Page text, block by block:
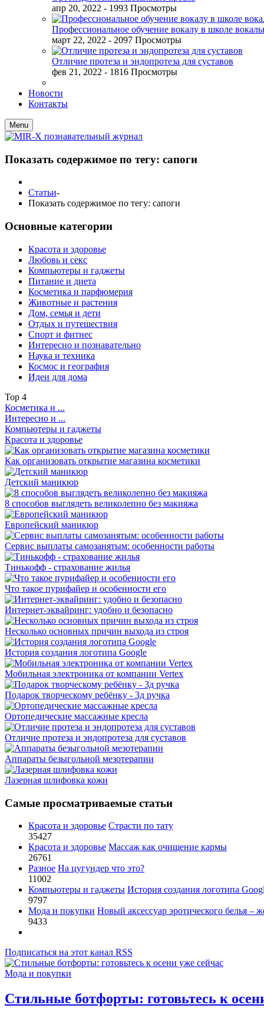
апр 20, 2022 - 1993 Просмотры
Профессиональное обучение вокалу в школе
март 22, 2022 - 2097 Просмотры
Отличие протеза и эндопротеза для суставов
фев 21, 2022 - 1816 Просмотры
Новости
Контакты
Menu
Показать содержимое по тегу: сапоги
Статьи-
Показать содержимое по тегу: сапоги
Основные категории
Красота и здоровье
Любовь и секс
Компьютеры и гаджеты
Питание и диета
Косметика и парфюмерия
Животные и растения
Дом, семья и дети
Отдых и путешествия
Спорт и фитнес
Интересно и познавательно
Наука и техника
Космос и география
Идеи для дома
Top 4
Косметика и ...
Интересно и ...
Компьютеры и гаджеты
Красота и здоровье
Как организовать открытие магазина косметики
Детский маникюр
8 способов выглядеть великолепно без макияжа
Европейский маникюр
Сервис выплаты самозанятым: особенности работы
Тинькофф - страхование жилья
Что такое пурифайер и особенности его
Интернет-эквайринг: удобно и безопасно
Несколько основных причин выхода из строя
История создания логотипа Google
Мобильная электроника от компании Vertex
Подарок творческому ребёнку - 3д ручка
Ортопедические массажные кресла
Отличие протеза и эндопротеза для суставов
Аппараты безыгольной мезотерапии
Лазерная шлифовка кожи
Самые просматриваемые статьи
Красота и здоровье Страсти по тату
35427
Красота и здоровье Массаж как очищение кармы
26761
Разное На цугундер что это?
11002
Компьютеры и гаджеты История создания логотипа
9797
Мода и покупки Новый аксессуар эротического белья –
9433
Подписаться на этот канал RSS
Мода и покупки
Стильные ботфорты: готовьтесь к